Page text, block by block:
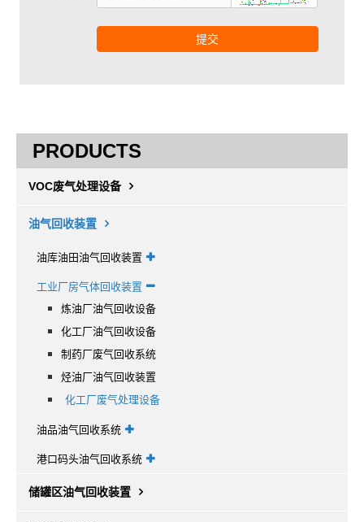
提交
PRODUCTS
VOC废气处理设备
油气回收装置
油库油田油气回收装置
工业厂房气体回收装置
炼油厂油气回收设备
化工厂油气回收设备
制药厂废气回收系统
烃油厂油气回收装置
化工厂废气处理设备
油品油气回收系统
港口码头油气回收系统
储罐区油气回收装置